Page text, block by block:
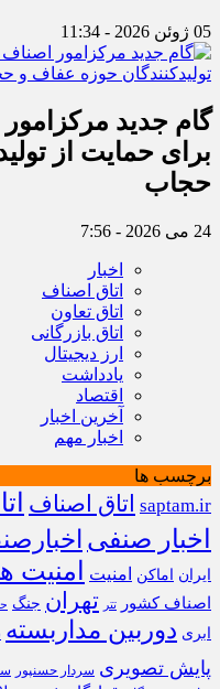
05 ژوئن 2026 - 11:34
گام جدید مرکزامور
برای حمایت از
حجاب
24 می 2026 - 7:56
اخبار
اتاق اصناف
اتاق تعاون
اتاق بازرگانی
ارز دیجیتال
یادداشت
اقتصاد
آخرین اخبار
اخبار مهم
برچسب ها
saptam.ir اتاق اصناف
اخبار صنفی
ایران
اماکن امنیت امنیت
اصناف کشور
تتر تهران جنگ
ابری دوربین مداربسته
پایش تصویری سردار حسنپور